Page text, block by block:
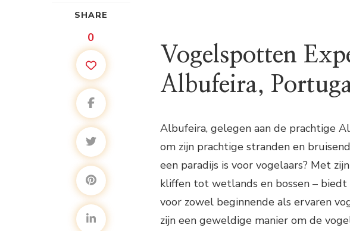
SHARE
0
Vogelspotten
Albufeira,
Albufeira, gelegen aan de prachtige
om zijn prachtige stranden en
een paradijs is voor vogelaars? Met
kliffen tot wetlands en bossen –
voor zowel beginnende als ervaren
zijn een geweldige manier om de